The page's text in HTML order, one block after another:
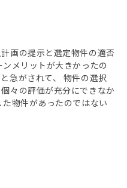
画の提示と選定物件の適否
メリットが大きかったの
急がされて、 物件の選択
々の評価が充分にできなか
物件があったのではない